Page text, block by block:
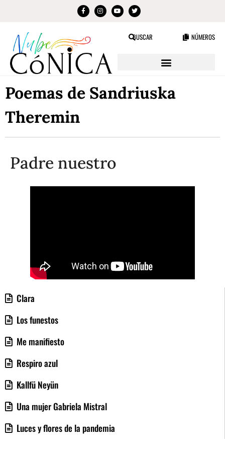
BUSCAR NÚMEROS
Poemas de Sandriuska
Theremin
Clara
Los funestos
Me manifiesto
Respiro azul
Kallfü Neyün
Una mujer Gabriela Mistral
Luces y flores de la pandemia
Padre nuestro